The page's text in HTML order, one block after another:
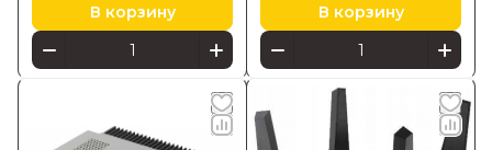
В корзину В корзину